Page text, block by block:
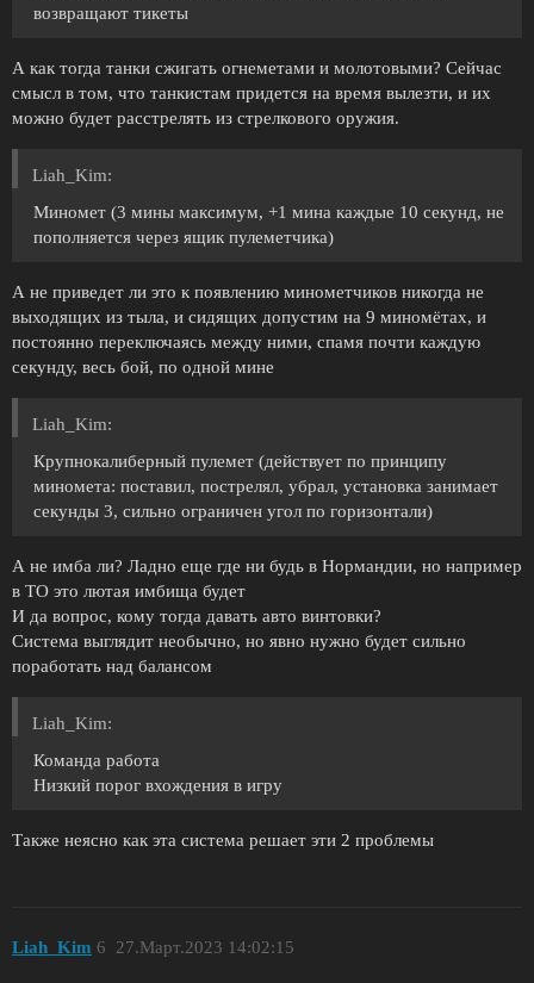
возвращают тикеты
А как тогда танки сжигать огнеметами и молотовыми? Сейчас
смысл в том, что танкистам придется на время вылезти, и их
можно будет расстрелять из стрелкового оружия.
Liah_Kim:
Миномет (3 мины максимум, +1 мина каждые 10 секунд, не
пополняется через ящик пулеметчика)
А не приведет ли это к появлению минометчиков никогда не
выходящих из тыла, и сидящих допустим на 9 миномётах, и
постоянно переключаясь между ними, спамя почти каждую
секунду, весь бой, по одной мине
Liah_Kim:
Крупнокалиберный пулемет (действует по принципу
миномета: поставил, пострелял, убрал, установка занимает
секунды 3, сильно ограничен угол по горизонтали)
А не имба ли? Ладно еще где ни будь в Нормандии, но например
в ТО это лютая имбища будет
И да вопрос, кому тогда давать авто винтовки?
Система выглядит необычно, но явно нужно будет сильно
поработать над балансом
Liah_Kim:
Команда работа
Низкий порог вхождения в игру
Также неясно как эта система решает эти 2 проблемы
Liah_Kim 27.Март.2023 14:02:15
6